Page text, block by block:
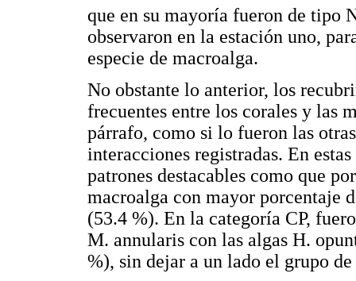
que en su mayoría fueron de tipo
observaron en la estación uno,
especie de macroalga.
No obstante lo anterior, los
frecuentes entre los corales y las
párrafo, como si lo fueron las
interacciones registradas. En
patrones destacables como que
macroalga con mayor porcentaje
(53.4 %). En la categoría CP,
M. annularis con las algas H.
%), sin dejar a un lado el grupo